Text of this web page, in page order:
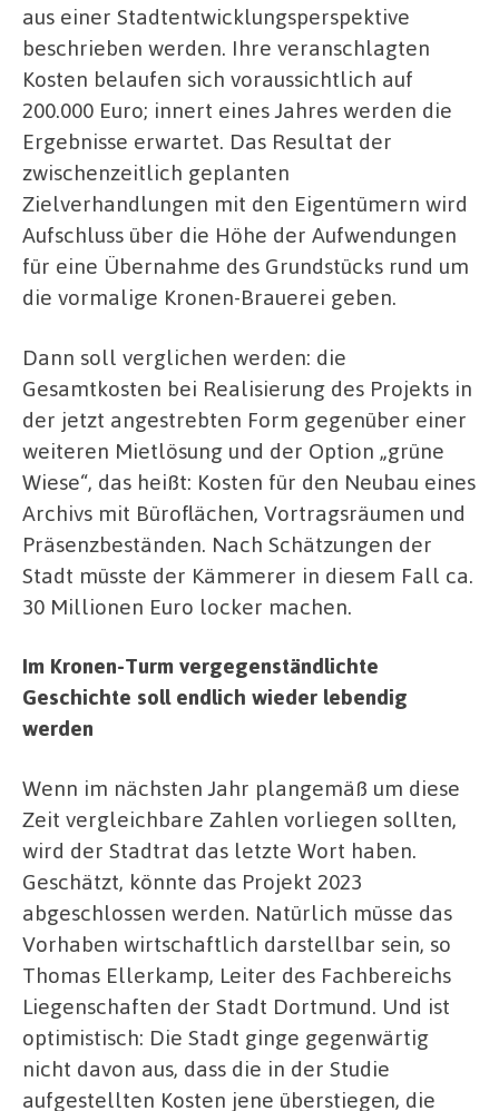
aus einer Stadtentwicklungsperspektive
beschrieben werden. Ihre veranschlagten
Kosten belaufen sich voraussichtlich auf
200.000 Euro; innert eines Jahres werden die
Ergebnisse erwartet. Das Resultat der
zwischenzeitlich geplanten
Zielverhandlungen mit den Eigentümern wird
Aufschluss über die Höhe der Aufwendungen
für eine Übernahme des Grundstücks rund um
die vormalige Kronen-Brauerei geben.
Dann soll verglichen werden: die
Gesamtkosten bei Realisierung des Projekts in
der jetzt angestrebten Form gegenüber einer
weiteren Mietlösung und der Option „grüne
Wiese“, das heißt: Kosten für den Neubau eines
Archivs mit Büroflächen, Vortragsräumen und
Präsenzbeständen. Nach Schätzungen der
Stadt müsste der Kämmerer in diesem Fall ca.
30 Millionen Euro locker machen.
Im Kronen-Turm vergegenständlichte
Geschichte soll endlich wieder lebendig
werden
Wenn im nächsten Jahr plangemäß um diese
Zeit vergleichbare Zahlen vorliegen sollten,
wird der Stadtrat das letzte Wort haben.
Geschätzt, könnte das Projekt 2023
abgeschlossen werden. Natürlich müsse das
Vorhaben wirtschaftlich darstellbar sein, so
Thomas Ellerkamp, Leiter des Fachbereichs
Liegenschaften der Stadt Dortmund. Und ist
optimistisch: Die Stadt ginge gegenwärtig
nicht davon aus, dass die in der Studie
aufgestellten Kosten jene überstiegen, die